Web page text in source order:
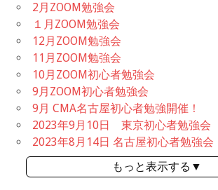
2月ZOOM勉強会
１月ZOOM勉強会
12月ZOOM勉強会
11月ZOOM勉強会
10月ZOOM初心者勉強会
9月ZOOM初心者勉強会
9月 CMA名古屋初心者勉強開催！
2023年9月10日 東京初心者勉強会
2023年8月14日 名古屋初心者勉強会
もっと表示する▼